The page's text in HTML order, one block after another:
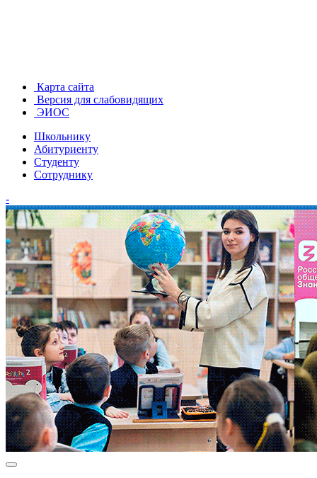
Карта сайта
Версия для слабовидящих
ЭИОС
Школьнику
Абитуриенту
Студенту
Сотруднику
-